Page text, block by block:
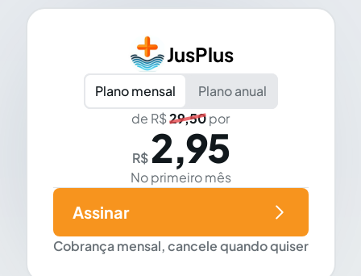
JusPlus
Plano mensal
Plano anual
de R$29,50por
R$ 2,95
No primeiro mês
Cobrança mensal, cancele quando quiser
Assinar